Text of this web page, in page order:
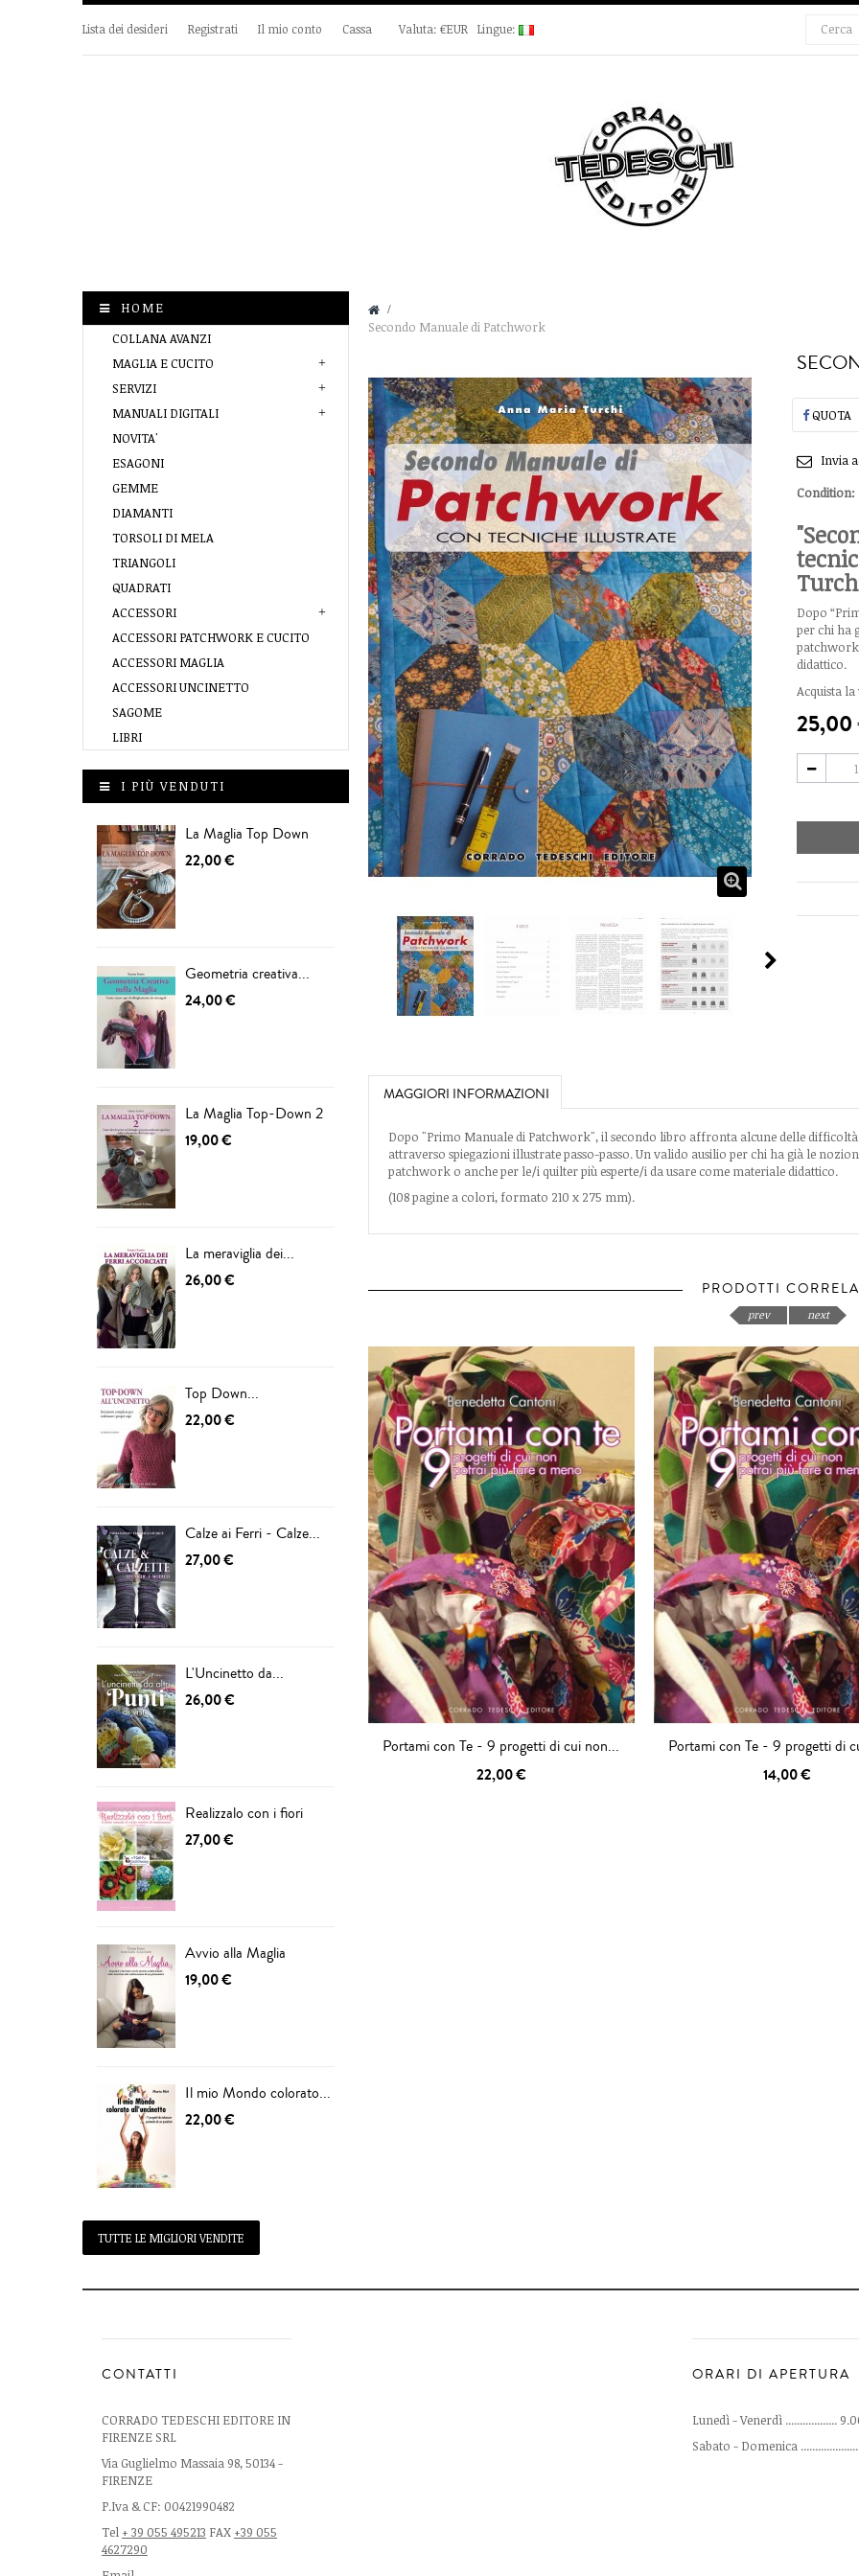
Lista dei desideri Registrati Il mio conto Cassa Valuta: €EUR Lingue:
HOME
COLLANA AVANZI
MAGLIA E CUCITO
SERVIZI
MANUALI DIGITALI
NOVITA'
ESAGONI
GEMME
DIAMANTI
TORSOLI DI MELA
TRIANGOLI
QUADRATI
ACCESSORI
ACCESSORI PATCHWORK E CUCITO
ACCESSORI MAGLIA
ACCESSORI UNCINETTO
SAGOME
LIBRI
I PIÙ VENDUTI
La Maglia Top Down
22,00 €
Geometria creativa...
24,00 €
La Maglia Top-Down 2
19,00 €
La meraviglia dei...
26,00 €
Top Down...
22,00 €
Calze ai Ferri - Calze...
27,00 €
L'Uncinetto da...
26,00 €
Realizzalo con i fiori
27,00 €
Avvio alla Maglia
19,00 €
Il mio Mondo colorato...
22,00 €
TUTTE LE MIGLIORI VENDITE
&gt;
Secondo Manuale di Patchwork
QUOTA
Invia
Condition:
Dopo
per chi ha
patchwork
didattico.
Acquista
MAGGIORI INFORMAZIONI
Dopo "Primo Manuale di Patchwork", il secondo libro affronta alcune delle
attraverso spiegazioni illustrate passo-passo. Un valido ausilio per chi ha già le
patchwork o anche per le/i quilter più esperte/i da usare come materiale didattico.
(108 pagine a colori, formato 210 x 275 mm).
PRODOTTI
prev next
AGGIUNGI AL
Portami con Te - 9 progetti di cui non...
22,00 €
AGGIUNGI AL
Portami con Te - 9 progetti di
14,00 €
CONTATTI
CORRADO TEDESCHI EDITORE IN
FIRENZE SRL
Via Guglielmo Massaia 98, 50134 -
FIRENZE
P.Iva & CF: 00421990482
Tel + 39 055 495213 FAX +39 055
4627290
ORARI DI APERTURA
Lunedì - Venerdì ..................
Sabato - Domenica